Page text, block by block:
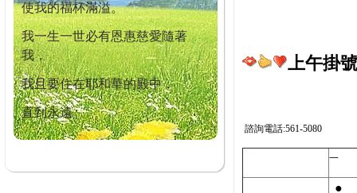
使我的福杯滿溢。
我一生一世必有恩惠慈愛隨著
我，
我且要住在耶和華的殿中，
直到永遠。
上午掛
諮詢電話:561-5080
一
●